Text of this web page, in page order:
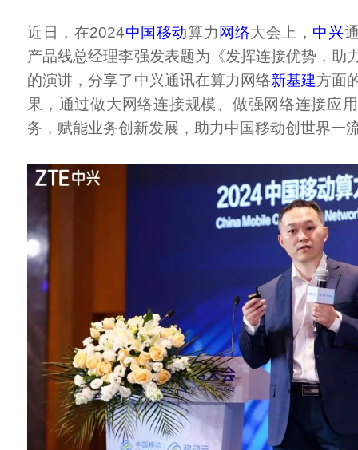
近日，在2024中国移动算力 网络大会上， 中兴
产品线总经理李强发表题为《发挥连接优势，助
的演讲，分享了中兴通讯在算力网络新基建方面
果，通过做大网络连接规模、做强网络连接应
务，赋能业务创新发展，助力中国移动创世界一